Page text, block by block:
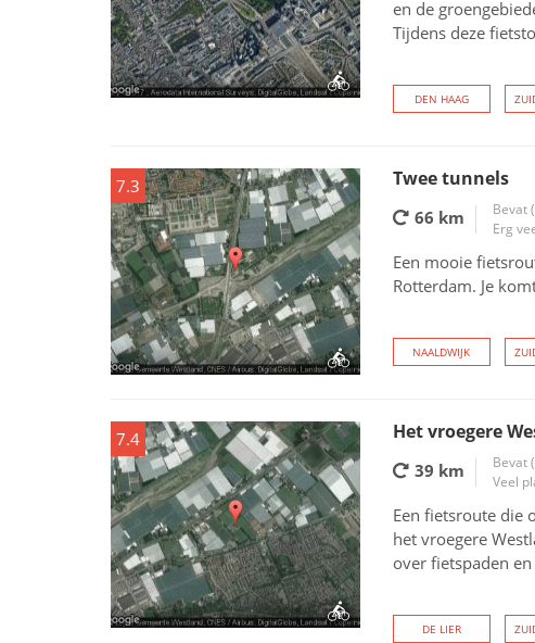
en de
Tijdens deze
DEN HAAG
7.3 Twee tunnels
66 km
Bevat
Erg
Een mooie
Rotterdam. Je
NAALDWIJK
7.4 Het vroegere
39 km
Bevat
Veel
Een fietsroute die
het vroegere
over fietspaden
DE LIER